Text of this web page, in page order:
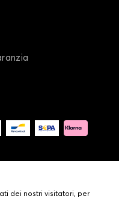
dei nostri visitatori, per